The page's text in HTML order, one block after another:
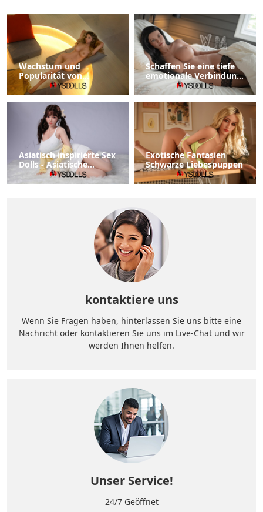
Wachstum und
Popularität von
Sexpuppen: Eine
aufstrebende Branche
im Wandel
Schaffen Sie eine tiefe
emotionale Verbindung
mit einer Sexpuppe
Asiatisch inspirierte Sex
Dolls - Asiatische
Sexpuppe
Exotische Fantasien
Schwarze Liebespuppen
kontaktiere uns
Wenn Sie Fragen haben, hinterlassen Sie uns bitte eine
Nachricht oder kontaktieren Sie uns im Live-Chat und wir
werden Ihnen helfen.
Unser Service!
24/7 Geöffnet